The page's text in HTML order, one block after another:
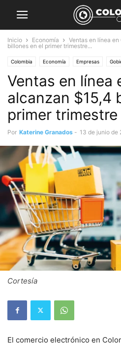
Inicio Economía
Ventas en línea
billones en el primer trimestre...
Colombia Economía Empresas
Ventas en línea
alcanzan $15,4
primer
Por Katerine Granados - 13 de junio de
Cortesía
El comercio electrónico en